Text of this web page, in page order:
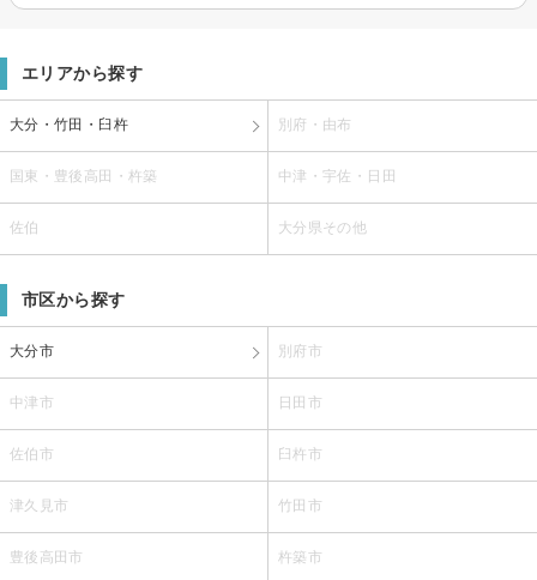
エリアから探す
大分・竹田・臼杵 別府・由布
国東・豊後高田・杵築 中津・宇佐・日田
佐伯 大分県その他
市区から探す
大分市 別府市
中津市 日田市
佐伯市 臼杵市
津久見市 竹田市
豊後高田市 杵築市